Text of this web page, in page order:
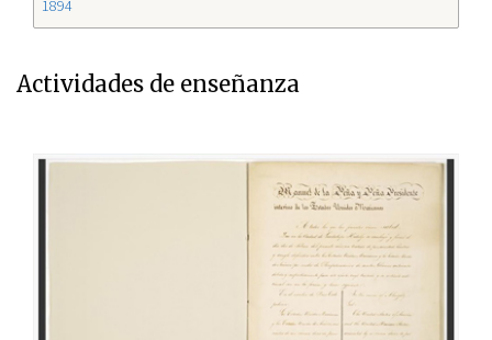
1894
Actividades de enseñanza